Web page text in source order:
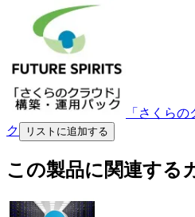
「さくら
ク
リストに追加する
この製品に関連する